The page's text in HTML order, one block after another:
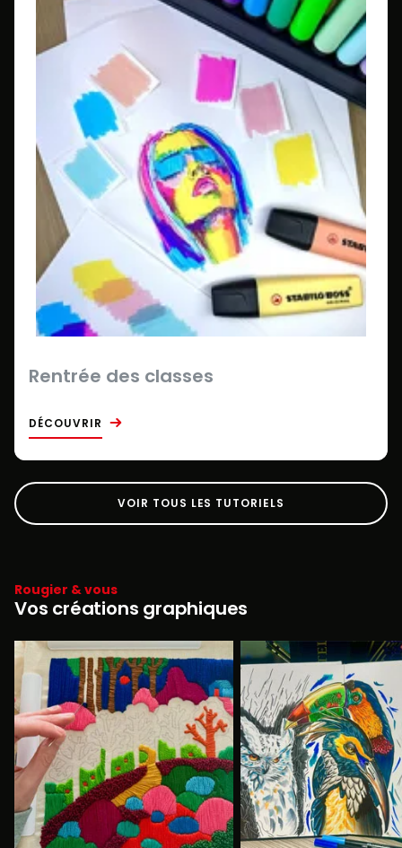
Rentrée des classes
DÉCOUVRIR
VOIR TOUS LES TUTORIELS
Rougier & vous
Vos créations graphiques